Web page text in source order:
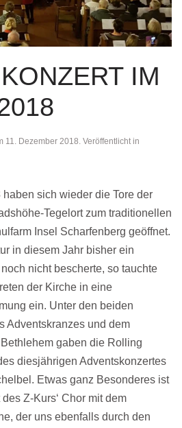
IM
11. Dezember 2018 . Veröffentlicht in
sich wieder die Tore der
Tegelort zum traditionellen
Insel Scharfenberg geöffnet.
in diesem Jahr bisher ein
nicht bescherte, so tauchte
der Kirche in eine
ein. Unter den beiden
Adventskranzes und dem
gaben die Rolling
diesjährigen Adventskonzertes
Etwas ganz Besonderes ist
Z-Kurs‘ Chor mit dem
der uns ebenfalls durch den